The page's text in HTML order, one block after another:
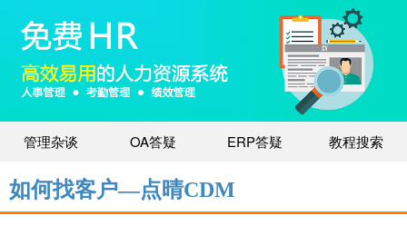
管理杂谈 OA答疑 ERP答疑 教程搜索
如何找客户—点晴CDM